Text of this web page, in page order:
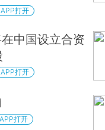
APP打开
中国设立合资
APP打开
APP打开